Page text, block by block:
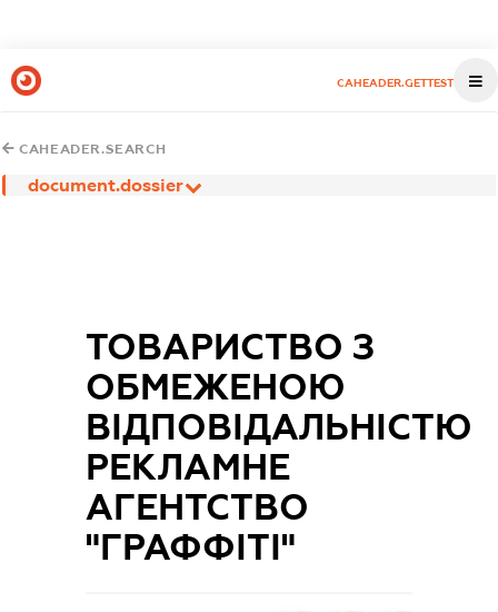
CAHEADER.GETTEST
CAHEADER.SEARCH
document.dossier
ТОВАРИСТВО З
ОБМЕЖЕНОЮ
ВІДПОВІДАЛЬНІСТЮ
РЕКЛАМНЕ
АГЕНТСТВО
"ГРАФФІТІ"